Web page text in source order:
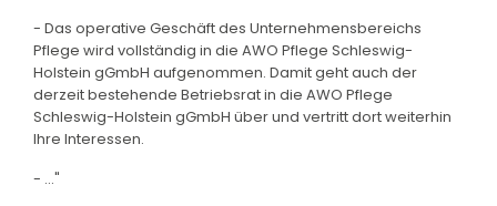
- Das operative Geschäft des Unternehmensbereichs
Pflege wird vollständig in die AWO Pflege Schleswig-
Holstein gGmbH aufgenommen. Damit geht auch der
derzeit bestehende Betriebsrat in die AWO Pflege
Schleswig-Holstein gGmbH über und vertritt dort weiterhin
Ihre Interessen.
- ..."